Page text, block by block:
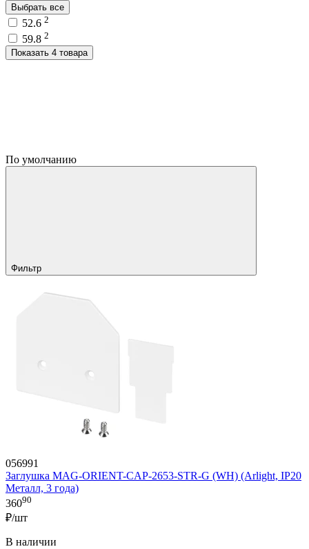
Выбрать все
52.6 2
59.8 2
Показать 4 товара
По умолчанию
Фильтр
056991
Заглушка MAG-ORIENT-CAP-2653-STR-G (WH) (Arlight, IP20
Металл, 3 года)
36090
₽/шт
В наличии